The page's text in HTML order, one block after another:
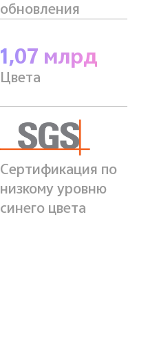
обновления
1,07 млрд
Цвета
Сертификация по
низкому уровню
синего цвета